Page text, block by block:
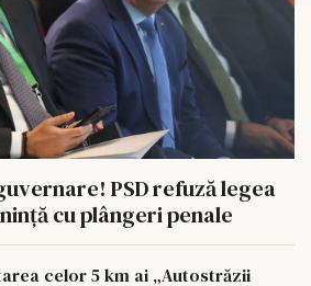
PSD refuză legea
cu plângeri penale
celor 5 km ai „Autostrăzii